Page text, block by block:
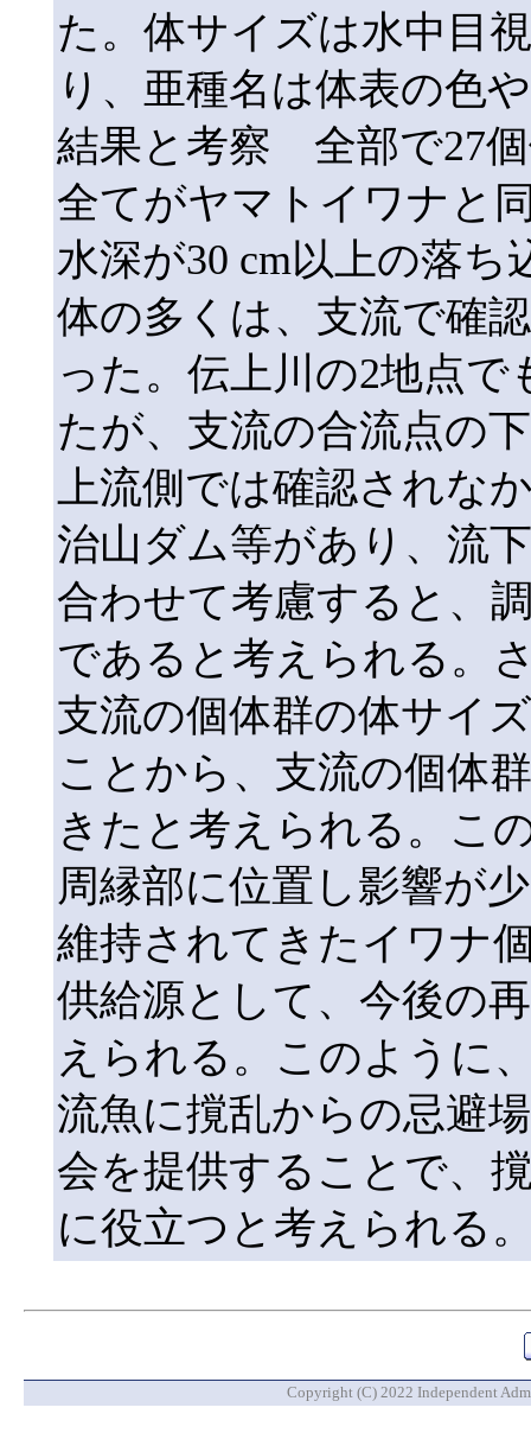
た。体サイズは水中目
り、亜種名は体表の色
結果と考察 全部で27
全てがヤマトイワナと
水深が30 cm以上の落
体の多くは、支流で確
った。伝上川の2地点で
たが、支流の合流点の
上流側では確認されな
治山ダム等があり、流
合わせて考慮すると、
であると考えられる。
支流の個体群の体サイ
ことから、支流の個体
きたと考えられる。こ
周縁部に位置し影響が
維持されてきたイワナ
供給源として、今後の
えられる。このように
流魚に撹乱からの忌避
会を提供することで、
に役立つと考えられる
Copyright (C) 2022 Independent